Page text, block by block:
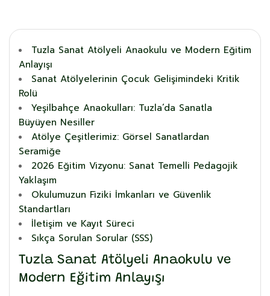
Tuzla Sanat Atölyeli Anaokulu ve Modern Eğitim
Anlayışı
Sanat Atölyelerinin Çocuk Gelişimindeki Kritik
Rolü
Yeşilbahçe Anaokulları: Tuzla’da Sanatla
Büyüyen Nesiller
Atölye Çeşitlerimiz: Görsel Sanatlardan
Seramiğe
2026 Eğitim Vizyonu: Sanat Temelli Pedagojik
Yaklaşım
Okulumuzun Fiziki İmkanları ve Güvenlik
Standartları
İletişim ve Kayıt Süreci
Sıkça Sorulan Sorular (SSS)
Tuzla Sanat Atölyeli Anaokulu ve
Modern Eğitim Anlayışı